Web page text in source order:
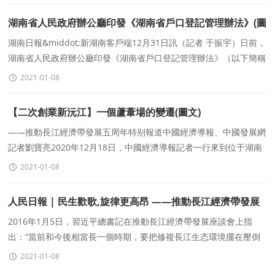
湖南省人民政府辦公廳印發《湖南省戶口登記管理辦法》(圖
文)
湖南日報&middot;新湖南客戶端12月31日訊（記者 于振宇）日前，
湖南省人民政府辦公廳印發《湖南省戶口登記管理辦法》（以下簡稱
《辦法》），正式取消農業戶口與非農業戶口性
2021-01-08
【二次創業新沅江】一個蘆葦場的變遷(圖文)
——推動長江經濟帶發展五周年特别報道中國經濟導報、中國發展網
記者劉寶亮2020年12月18日，中國經濟導報記者一行來到位于湖南
益陽沅江市的洞庭湖腹地，實地了解
2021-01-08
人民日報 | 民生歡歌,旋律更高昂 ——推動長江經濟帶發展
座談會召開五周年綜述
2016年1月5日，習近平總書記在推動長江經濟帶發展座談會上指
出：“當前和今後相當長一個時期，要把修複長江生态環境擺在壓倒
性位置，共抓大保護，不搞大開發。”
2021-01-08